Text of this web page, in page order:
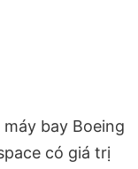
bay Boeing
có giá trị